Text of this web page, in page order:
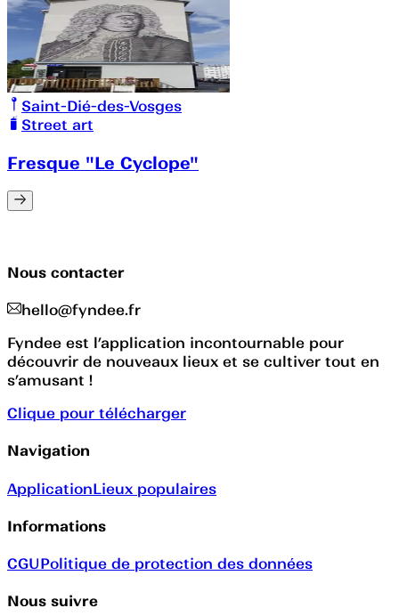
Saint-Dié-des-Vosges
Street art
Fresque "Le Cyclope"
Nous contacter
hello@fyndee.fr
Fyndee est l’application incontournable pour
découvrir de nouveaux lieux et se cultiver tout en
s’amusant !
Clique pour télécharger
Navigation
ApplicationLieux populaires
Informations
CGUPolitique de protection des données
Nous suivre